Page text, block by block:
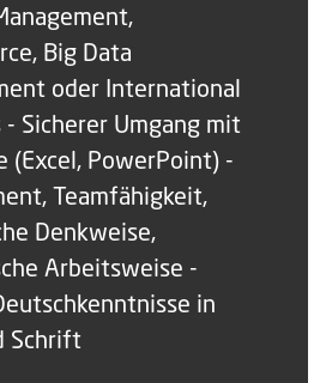
Big Data
oder International
- Sicherer Umgang mit
(Excel, PowerPoint) -
Teamfähigkeit,
Denkweise,
Arbeitsweise -
in
Schrift